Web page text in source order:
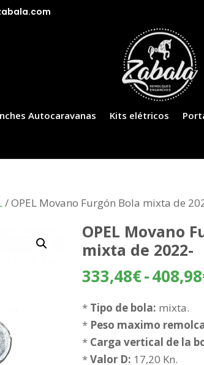
Autocaravanas Kits elétricos
/ OPEL Movano Furgón Bola mixta de
OPEL Movano
mixta de 2022-
333,48€-408,98
* Tipo de bola: mixta.
* Peso maximo
* Carga vertical de la
*Valor D: 17,20 Kn.